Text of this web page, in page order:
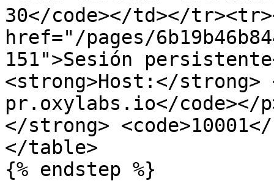
30</code></td></
href="/pages/
151">Sesión
<strong>Host:</strong>
pr.oxylabs.io</code></
</strong>
</table>
{% endstep %}